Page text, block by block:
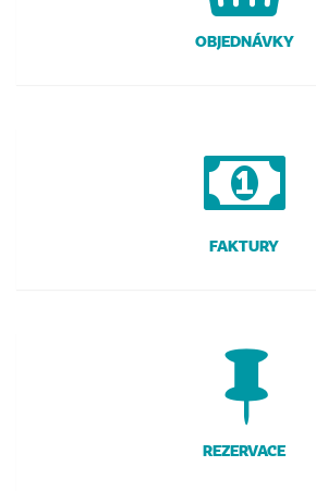
OBJEDNÁVKY
FAKTURY
REZERVACE